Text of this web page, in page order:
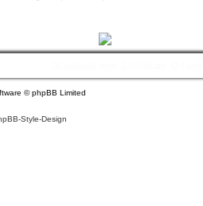
© phpBB Limited
Style-Design